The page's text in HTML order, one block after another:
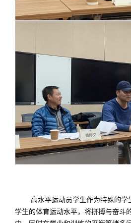
高水平运动员学生作为特殊的
学生的体育运动水平，将拼搏与奋斗